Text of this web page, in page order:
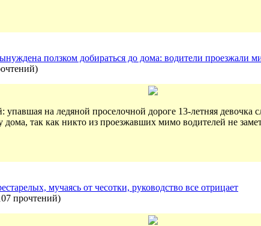
ползком добираться до дома: водители проезжали
)
на ледяной проселочной дороге 13-летняя
так как никто из проезжавших мимо водителей не
мучаясь от чесотки, руководство все отрицает
прочтений)